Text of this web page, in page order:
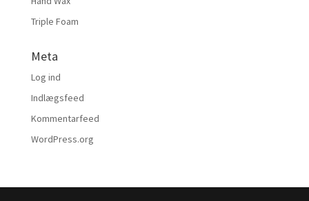
Triple Foam
Meta
Log ind
Indlægsfeed
Kommentarfeed
WordPress.org